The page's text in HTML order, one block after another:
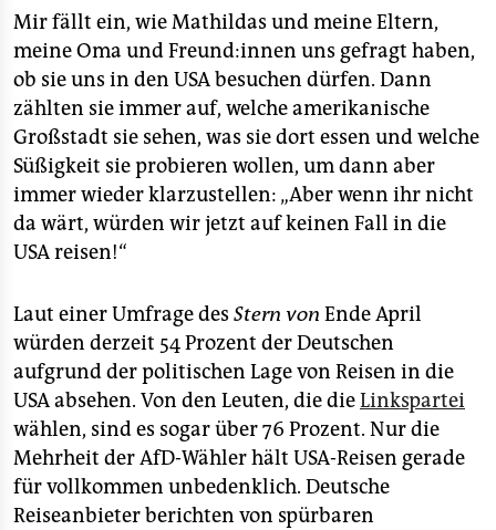
Mir fällt ein, wie Mathildas und meine Eltern,
meine Oma und Freund:innen uns gefragt haben,
ob sie uns in den USA besuchen dürfen. Dann
zählten sie immer auf, welche amerikanische
Großstadt sie sehen, was sie dort essen und welche
Süßigkeit sie probieren wollen, um dann aber
immer wieder klarzustellen: „Aber wenn ihr nicht
da wärt, würden wir jetzt auf keinen Fall in die
USA reisen!“
Laut einer Umfrage des Stern von Ende April
würden derzeit 54 Prozent der Deutschen
aufgrund der politischen Lage von Reisen in die
USA absehen. Von den Leuten, die dieLinkspartei
wählen, sind es sogar über 76 Prozent. Nur die
Mehrheit der AfD-Wähler hält USA-Reisen gerade
für vollkommen unbedenklich. Deutsche
Reiseanbieter berichten von spürbaren